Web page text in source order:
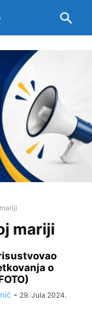
mariji
o
- 29. Jula 2024.